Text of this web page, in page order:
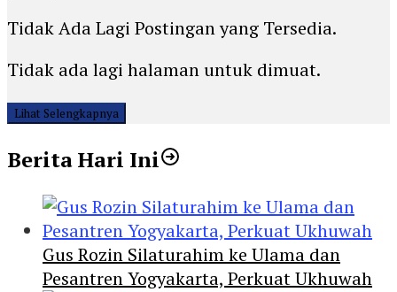
Tidak Ada Lagi Postingan yang Tersedia.
Tidak ada lagi halaman untuk dimuat.
Lihat Selengkapnya
Berita Hari Ini
Gus Rozin Silaturahim ke Ulama dan
Pesantren Yogyakarta, Perkuat Ukhuwah